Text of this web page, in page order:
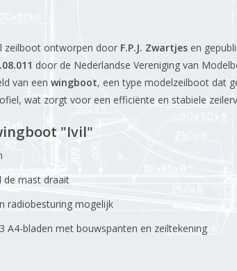
zeilboot ontworpen door F.P.J. Zwartjesen
door de Nederlandse Vereniging van
van een wingboot, een type modelzeilboot dat
wat zorgt voor een efficiënte en stabiele
"Ivil"
de mast draait
radiobesturing mogelijk
A4-bladen met bouwspanten en zeiltekening